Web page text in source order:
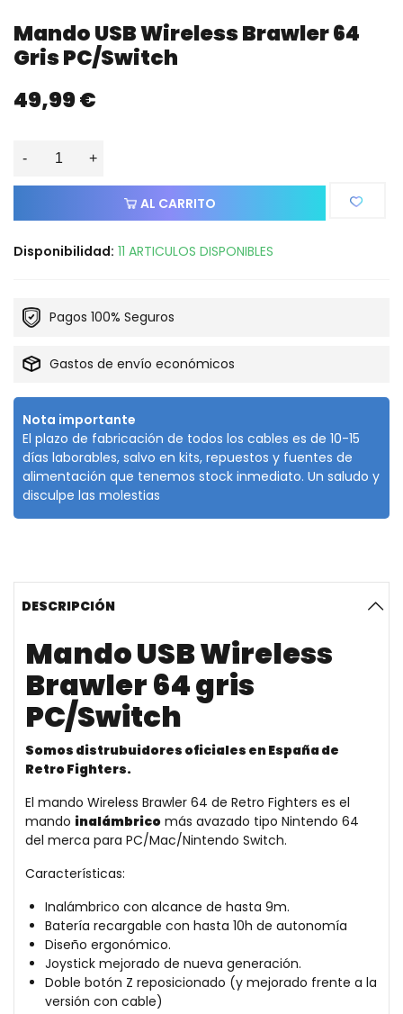
Mando USB Wireless Brawler 64
Gris PC/Switch
49,99 €
- +
AL CARRITO
Disponibilidad: 11 ARTICULOS DISPONIBLES
Pagos 100% Seguros
Gastos de envío económicos
Nota importante
El plazo de fabricación de todos los cables es de 10-15
días laborables, salvo en kits, repuestos y fuentes de
alimentación que tenemos stock inmediato. Un saludo y
disculpe las molestias
DESCRIPCIÓN
Mando USB Wireless
Brawler 64 gris
PC/Switch
Somos distrubuidores oficiales en España de
Retro Fighters.
El mando Wireless Brawler 64 de Retro Fighters es el
mando inalámbrico más avazado tipo Nintendo 64
del merca para PC/Mac/Nintendo Switch.
Características:
Inalámbrico con alcance de hasta 9m.
Batería recargable con hasta 10h de autonomía
Diseño ergonómico.
Joystick mejorado de nueva generación.
Doble botón Z reposicionado (y mejorado frente a la
versión con cable)